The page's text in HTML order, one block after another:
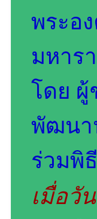
พระอ
มหาร
โดย
พัฒนา
ร่วมพิ
เมื่อวั